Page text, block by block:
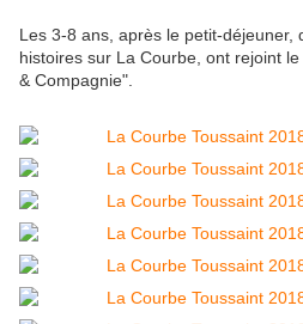
Les 3-8 ans, après le petit-déjeuner,
histoires sur La Courbe, ont rejoint
& Compagnie".